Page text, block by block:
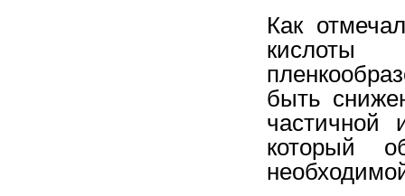
Как
кислоты
быть
частичной
который